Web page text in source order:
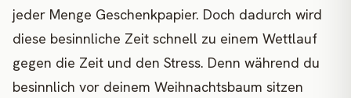
jeder Menge Geschenkpapier. Doch dadurch wird
diese besinnliche Zeit schnell zu einem Wettlauf
gegen die Zeit und den Stress. Denn während du
besinnlich vor deinem Weihnachtsbaum sitzen